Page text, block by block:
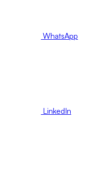
WhatsApp
LinkedIn